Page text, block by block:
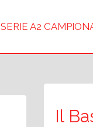
SERIE A2
Il